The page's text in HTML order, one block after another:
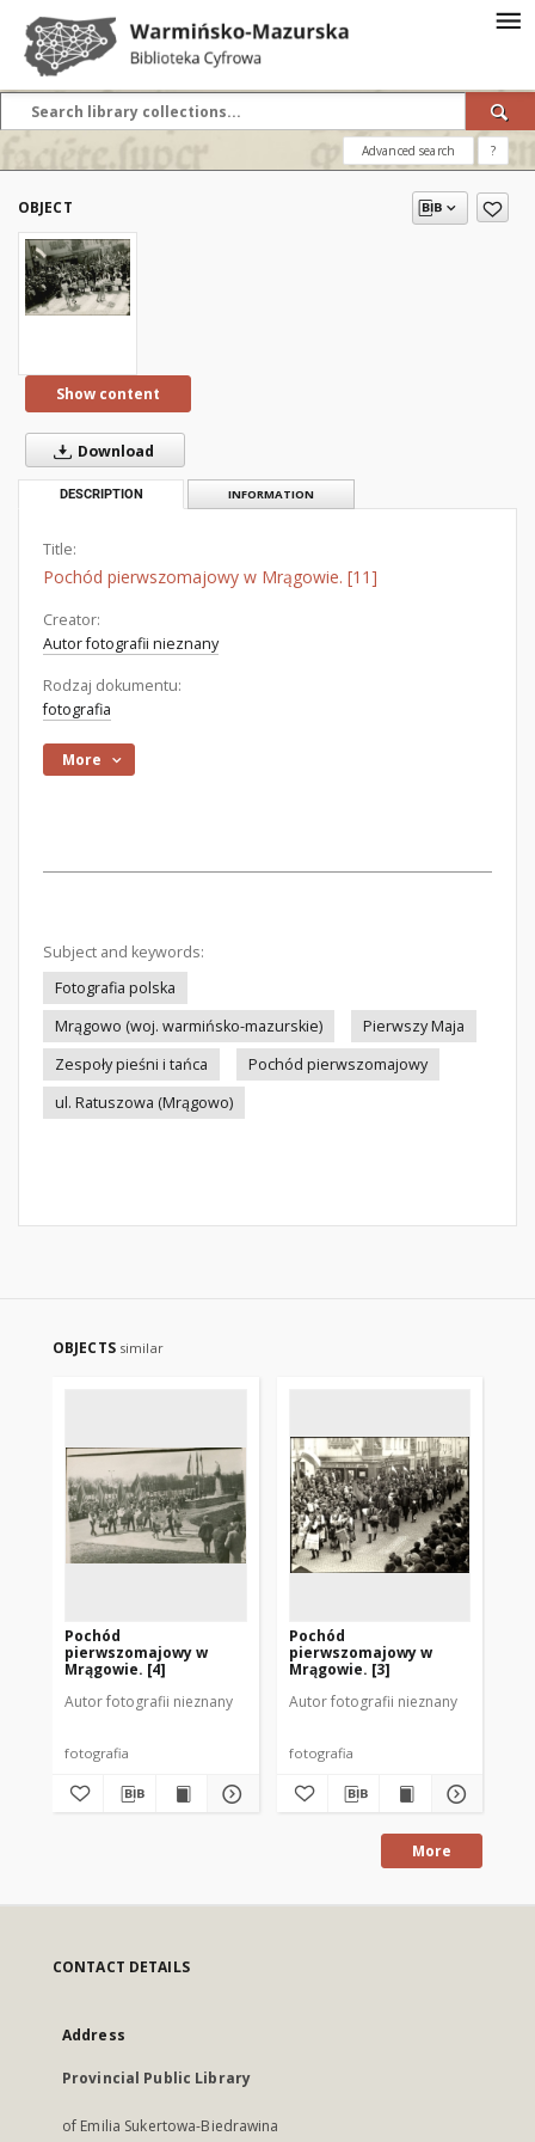
Advanced search ?
OBJECT
Show content
Download
DESCRIPTION INFORMATION
Title:
Pochód pierwszomajowy w Mrągowie. [11]
Creator:
Autor fotografii nieznany
Rodzaj dokumentu:
fotografia
More
Subject and keywords:
Fotografia polska
Mrągowo (woj. warmińsko-mazurskie)
Pierwszy Maja
Zespoły pieśni i tańca
Pochód pierwszomajowy
ul. Ratuszowa (Mrągowo)
OBJECTS similar
Pochód
pierwszomajowy w
Mrągowie. [4]
Autor fotografii nieznany
fotografia
Pochód
pierwszomajowy w
Mrągowie. [3]
Autor fotografii nieznany
fotografia
More
CONTACT DETAILS
Address
Provincial Public Library
of Emilia Sukertowa-Biedrawina